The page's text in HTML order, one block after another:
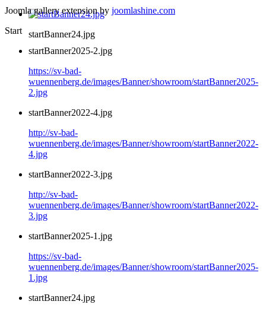
startBanner24.jpg
Joomla gallery extension by joomlashine.com
Start
startBanner2025-2.jpg
https://sv-bad-
wuennenberg.de/images/Banner/showroom/startBanner2025-
2.jpg
startBanner2022-4.jpg
http://sv-bad-
wuennenberg.de/images/Banner/showroom/startBanner2022-
4.jpg
startBanner2022-3.jpg
http://sv-bad-
wuennenberg.de/images/Banner/showroom/startBanner2022-
3.jpg
startBanner2025-1.jpg
https://sv-bad-
wuennenberg.de/images/Banner/showroom/startBanner2025-
1.jpg
startBanner24.jpg